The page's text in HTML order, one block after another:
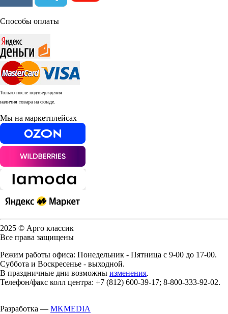
Способы оплаты
Только после подтверждения
наличия товара на складе.
Мы на маркетплейсах
2025 © Арго классик
Все права защищены
Режим работы офиса: Понедельник - Пятница с 9-00 до 17-00.
Суббота и Воскресенье - выходной.
В праздничные дни возможны изменения.
Телефон/факс колл центра: +7 (812) 600-39-17; 8-800-333-92-02.
Разработка — MKMEDIA